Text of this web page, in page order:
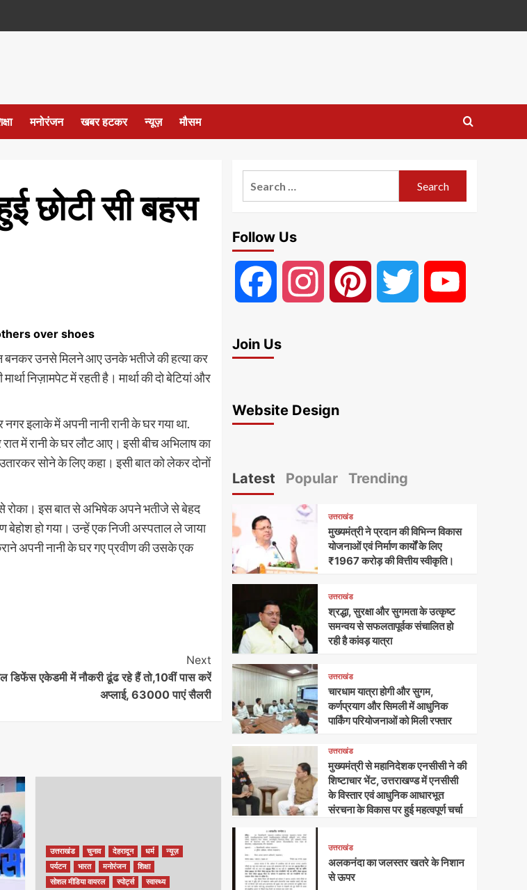
मनोरंजन खबर हटकर न्यूज़ मौसम
छोटी सी बहस
over shoes
बनकर उनसे मिलने आए उनके भतीजे की हत्या कर
निज़ामपेट में रहती है। मार्था की दो बेटियां और
इलाके में अपनी नानी रानी के घर गया था.
में रानी के घर लौट आए। इसी बीच अभिलाष का
सोने के लिए कहा। इसी बात को लेकर दोनों
से रोका। इस बात से अभिषेक अपने भतीजे से बेहद
बेहोश हो गया। उन्हें एक निजी अस्पताल ले जाया
अपनी नानी के घर गए प्रवीण की उसके एक
Next
एकेडमी में नौकरी ढूंढ रहे हैं तो,10वीं पास करें
अप्लाई, 63000 पाएं सैलरी
उत्तराखंड चुनाव देहरादून धर्म
न्यूज़
पर्यटन
भारत मनोरंजन
शिक्षा
सोशल मीडिया वायरल
स्पोर्ट्स स्वास्थ्य
Follow Us
Facebook Instagram Pinterest Twitter
Join Us
Website Design
Latest Popular Trending
उत्तराखंड
मुख्यमंत्री ने प्रदान की विभिन्न विकास
योजनाओं एवं निर्माण कार्यों के लिए
₹1967 करोड़ की वित्तीय स्वीकृति।
उत्तराखंड
श्रद्धा, सुरक्षा और सुगमता के उत्कृष्ट
समन्वय से सफलतापूर्वक संचालित हो
रही है कांवड़ यात्रा
उत्तराखंड
चारधाम यात्रा होगी और सुगम,
कर्णप्रयाग और सिमली में आधुनिक
पार्किंग परियोजनाओं को मिली रफ्तार
उत्तराखंड
मुख्यमंत्री से महानिदेशक एनसीसी ने की
शिष्टाचार भेंट, उत्तराखण्ड में एनसीसी
के विस्तार एवं आधुनिक आधारभूत
संरचना के विकास पर हुई महत्वपूर्ण चर्चा
उत्तराखंड
अलकनंदा का जलस्तर खतरे के निशान
से ऊपर